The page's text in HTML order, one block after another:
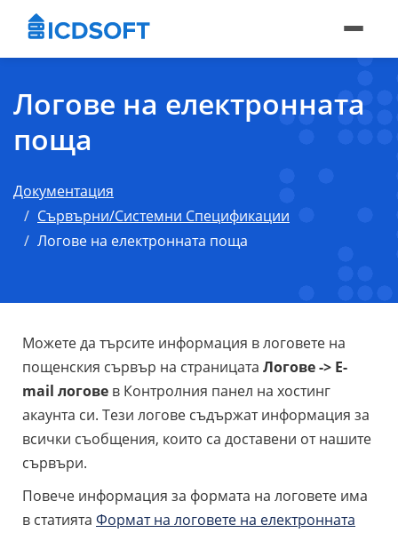
Логове на електронната
поща
Документация
Сървърни/Системни Спецификации
Логове на електронната поща
Можете да търсите информация в логовете на
пощенския сървър на страницата Логове -> E-
mail логове в Контролния панел на хостинг
акаунта си. Тези логове съдържат информация за
всички съобщения, които са доставени от нашите
сървъри.
Повече информация за формата на логовете има
в статията Формат на логовете на електронната